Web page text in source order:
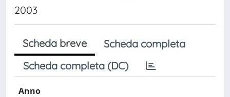
2003
Scheda breve
Scheda completa
Scheda completa (DC)
Anno